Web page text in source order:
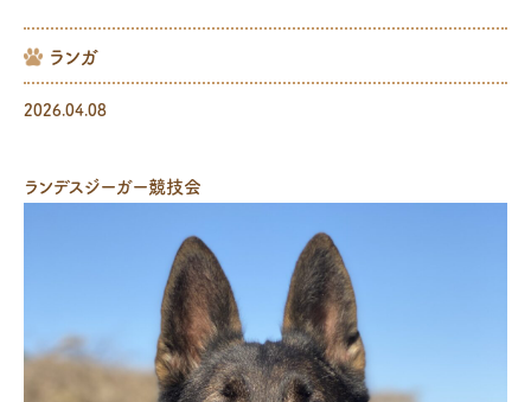
ランガ
2026.04.08
ランデスジーガー競技会